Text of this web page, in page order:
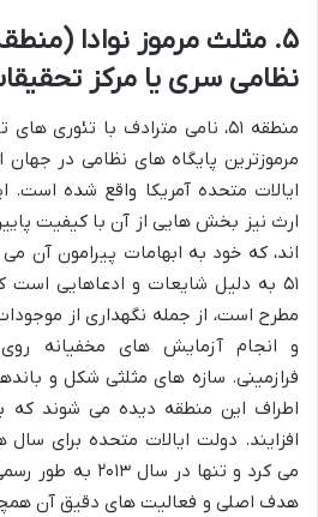
نظامی سری یا مرکز
منطقه ۵۱، نامی مترادف با تئوری
مرموزترین پایگاه های نظامی در جهان
ایالات متحده آمریکا واقع شده است.
ارث نیز بخش هایی از آن با کیفیت
اند، که خود به ابهامات پیرامون آن
۵۱ به دلیل شایعات و ادعاهایی
مطرح است، از جمله نگهداری از
و انجام آزمایش های مخفیانه روی
فرازمینی. سازه های مثلثی شکل و
اطراف این منطقه دیده می شوند که
افزایند. دولت ایالات متحده برای سال
می کرد و تنها در
هدف اصلی و فعالیت های دقیق آن